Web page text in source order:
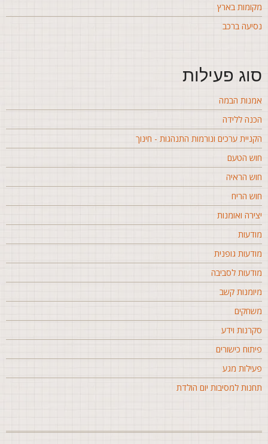
בארץ
ברכב
פעילות
הבמה
ללידה
ערכים ונורמות התנהגות - חינוך
הטעם
הראיה
הריח
ואומנות
גופנית
לסביבה
קשב
וידע
כישורים
מגע
למסיבות יום הולדת